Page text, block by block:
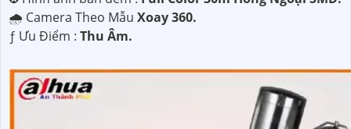
🌧️ Camera Theo Mẫu Xoay 360.
️ƒ Ưu Điểm : Thu Âm.